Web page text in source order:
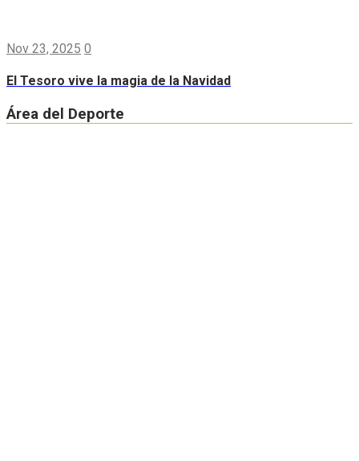
Nov 23, 2025 0
El Tesoro vive la magia de la Navidad
Área del Deporte